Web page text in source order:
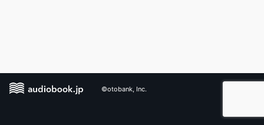
©otobank, Inc.